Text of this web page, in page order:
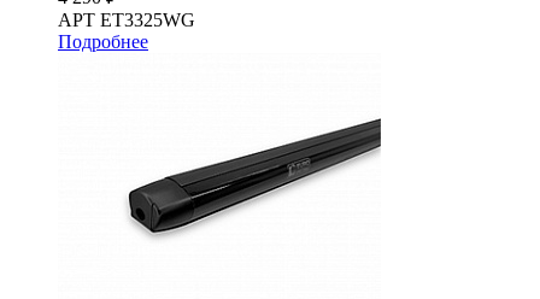
АРТ ET3325WG
Подробнее